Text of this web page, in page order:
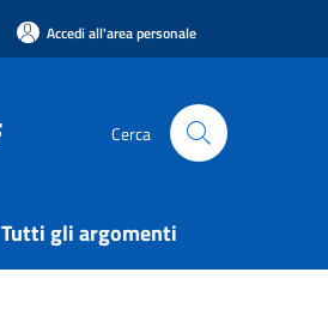
Accedi all'area personale
Cerca
Tutti gli argomenti